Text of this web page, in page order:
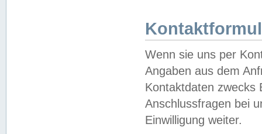
Wenn sie uns per
Angaben aus dem
Kontaktdaten zwecks
Anschlussfragen bei
Einwilligung weiter.